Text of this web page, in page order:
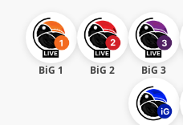
BiG 1 BiG 2 BiG 3